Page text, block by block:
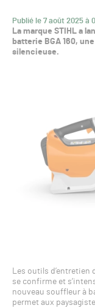
Publié le 7 août 2025 à
La marque STIHL a
batterie BGA 160,
silencieuse.
Les outils d’entretien
se confirme et
nouveau souffleur à
permet aux